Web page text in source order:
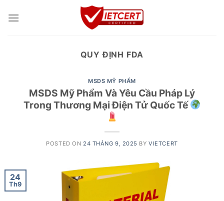
QUY ĐỊNH FDA
MSDS MỸ PHẨM
MSDS Mỹ Phẩm Và Yêu Cầu Pháp Lý
Trong Thương Mại Điện Tử Quốc Tế
POSTED ON 24 THÁNG 9, 2025 BYVIETCERT
24
Th9